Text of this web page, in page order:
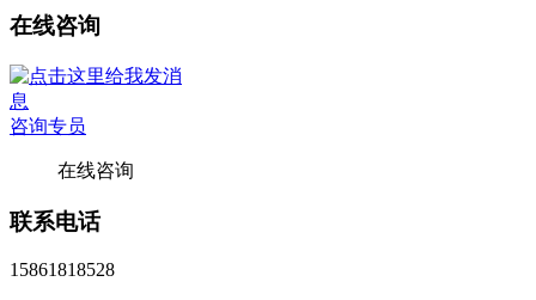
在线咨询
咨询专员
在线咨询
联系电话
15861818528